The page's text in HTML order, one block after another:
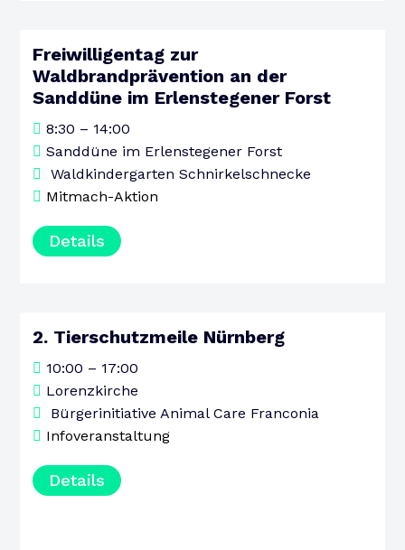
15
AUGUST
Freiwilligentag zur
Waldbrandprävention an der
Sanddüne im Erlenstegener Forst
8:30 – 14:00
Sanddüne im Erlenstegener Forst
Waldkindergarten Schnirkelschnecke
Mitmach-Aktion
Details
15
SAMSTAG
2. Tierschutzmeile Nürnberg
10:00 – 17:00
Lorenzkirche
Bürgerinitiative Animal Care Franconia
Infoveranstaltung
Details